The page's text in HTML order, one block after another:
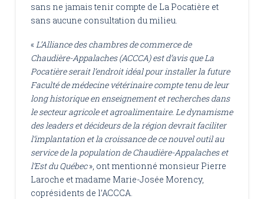
sans ne jamais tenir compte de La Pocatière et
sans aucune consultation du milieu.
«L’Alliance des chambres de commerce de
Chaudière-Appalaches (ACCCA) est d’avis que La
Pocatière serait l’endroit idéal pour installer la future
Faculté de médecine vétérinaire compte tenu de leur
long historique en enseignement et recherches dans
le secteur agricole et agroalimentaire. Le dynamisme
des leaders et décideurs de la région devrait faciliter
l’implantation et la croissance de ce nouvel outil au
service de la population de Chaudière-Appalaches et
l’Est du Québec», ont mentionné monsieur Pierre
Laroche et madame Marie-Josée Morency,
coprésidents de l’ACCCA.